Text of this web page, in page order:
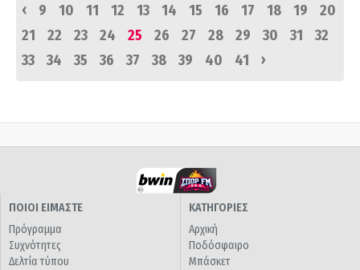
‹
9 10 11 12 13 14 15 16 17 18 19
20
21
22 23 24 25 26 27 28 29 30 31
32
33
34 35 36 37 38 39 40 41 ›
ΠΟΙΟΙ ΕΙΜΑΣΤΕ
Πρόγραμμα
Συχνότητες
Δελτία τύπου
ΚΑΤΗΓΟΡΙΕΣ
Αρχική
Ποδόσφαιρο
Μπάσκετ